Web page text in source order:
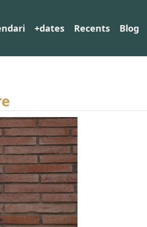
+dates Recents Blog